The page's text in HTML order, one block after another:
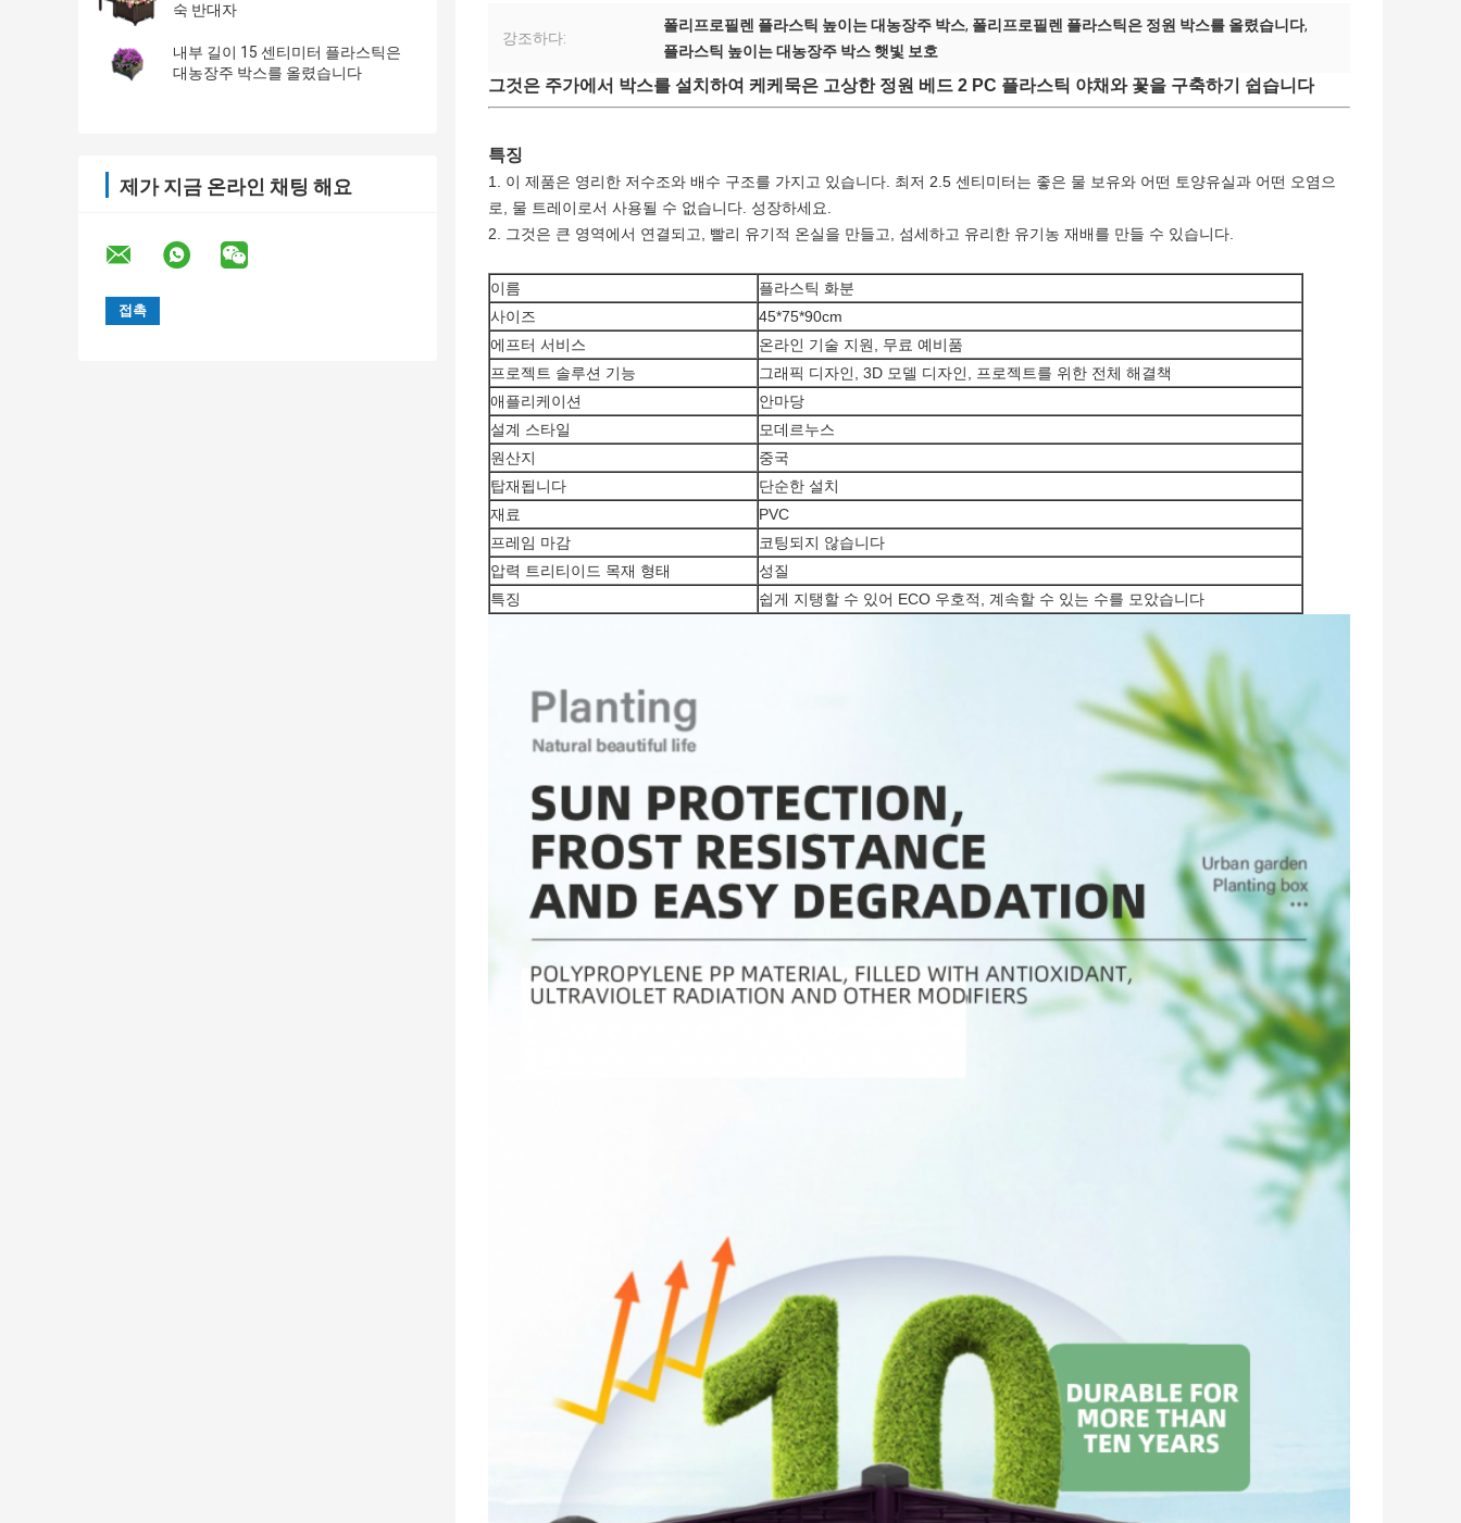
숙 반대자
내부 길이 15 센티미터 플라스틱은
대농장주 박스를 올렸습니다
제가 지금 온라인 채팅 해요
강조하다:
폴리프로필렌 플라스틱 높이는 대농장주 박스, 폴리프로필렌 플라스틱은 정원 박스를 올렸습니다,
플라스틱 높이는 대농장주 박스 햇빛 보호
그것은 주가에서 박스를 설치하여 케케묵은 고상한 정원 베드 2 PC 플라스틱 야채와 꽃을 구축하기 쉽습니다
특징
1. 이 제품은 영리한 저수조와 배수 구조를 가지고 있습니다. 최저 2.5 센티미터는 좋은 물 보유와 어떤 토양유실과 어떤 오염으
로, 물 트레이로서 사용될 수 없습니다. 성장하세요.
2. 그것은 큰 영역에서 연결되고, 빨리 유기적 온실을 만들고, 섬세하고 유리한 유기농 재배를 만들 수 있습니다.
이름
플라스틱 화분
사이즈
45*75*90cm
에프터 서비스
온라인 기술 지원, 무료 예비품
프로젝트 솔루션 기능
그래픽 디자인, 3D 모델 디자인, 프로젝트를 위한 전체 해결책
애플리케이션
안마당
설계 스타일
모데르누스
원산지
중국
탑재됩니다
단순한 설치
재료
PVC
프레임 마감
코팅되지 않습니다
압력 트리티이드 목재 형태
성질
특징
쉽게 지탱할 수 있어 ECO 우호적, 계속할 수 있는 수를 모았습니다